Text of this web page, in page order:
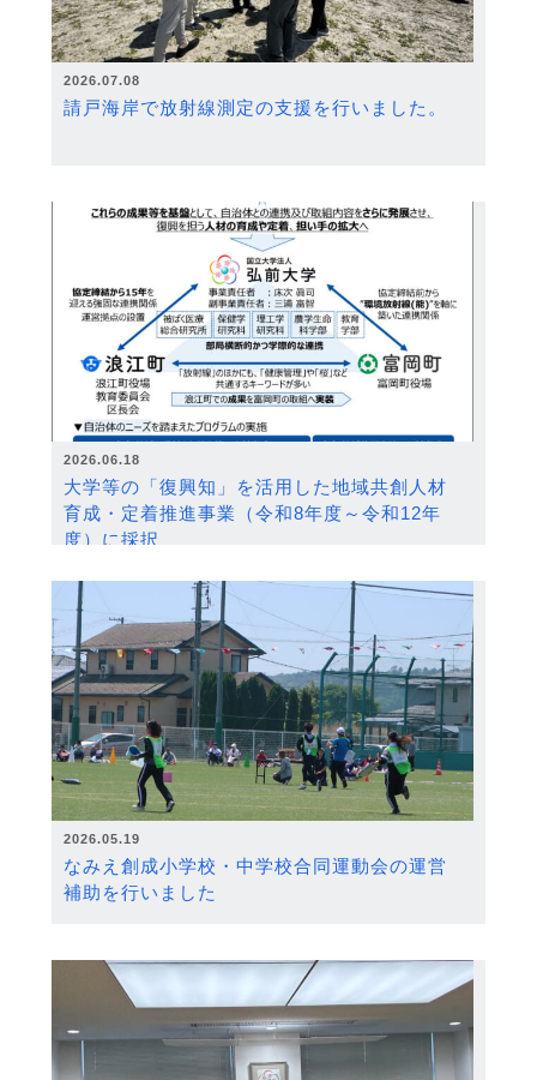
2026.07.08
請戸海岸で放射線測定の支援を行いました。
2026.06.18
大学等の「復興知」を活用した地域共創人材
育成・定着推進事業（令和8年度～令和12年
度）に採択
2026.05.19
なみえ創成小学校・中学校合同運動会の運営
補助を行いました